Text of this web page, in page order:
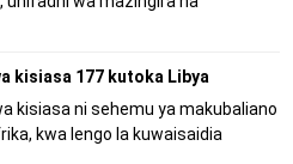
kisiasa 177 kutoka Libya
kisiasa ni sehemu ya makubaliano
kwa lengo la kuwaisaidia